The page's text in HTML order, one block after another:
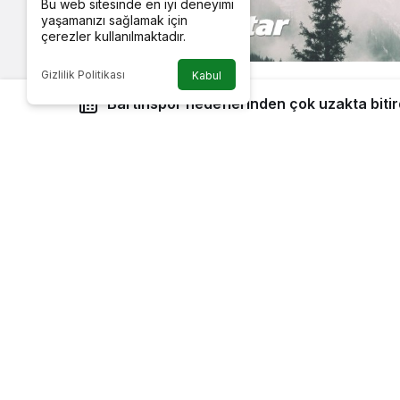
Bartınspor hedeflerinden çok uzakta
Bu web sitesinde en iyi deneyimi
yaşamanızı sağlamak için
çerezler kullanılmaktadır.
Gizlilik Politikası Kabul